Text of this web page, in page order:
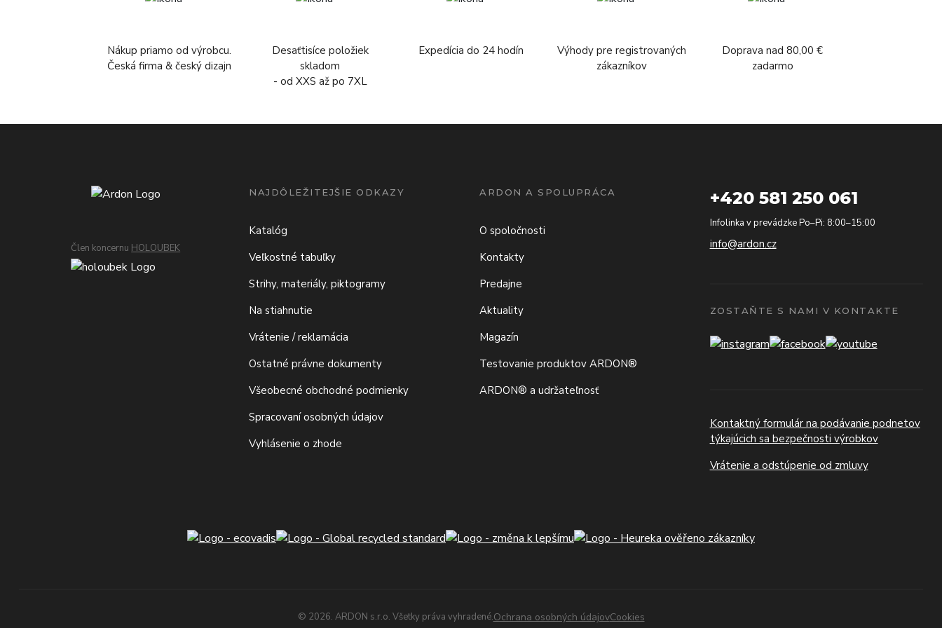
Nákup priamo od výrobcu.
Česká firma & český dizajn
Desaťtisíce položiek
skladom
- od XXS až po 7XL
Expedícia do 24 hodín
Výhody pre registrovaných
zákazníkov
Doprava nad 80,00 €
zadarmo
Člen koncernu HOLOUBEK
NAJDÔLEŽITEJŠIE ODKAZY
Katalóg
Veľkostné tabuľky
Strihy, materiály, piktogramy
Na stiahnutie
Vrátenie / reklamácia
Ostatné právne dokumenty
Všeobecné obchodné podmienky
Spracovaní osobných údajov
Vyhlásenie o zhode
ARDON A SPOLUPRÁCA
O spoločnosti
Kontakty
Predajne
Aktuality
Magazín
Testovanie produktov ARDON®
ARDON® a udržateľnosť
+420 581 250 061
Infolinka v prevádzke Po–Pi: 8:00–15:00
info@ardon.cz
ZOSTAŇTE S NAMI V KONTAKTE
Kontaktný formulár na podávanie podnetov
týkajúcich sa bezpečnosti výrobkov
Vrátenie a odstúpenie od zmluvy
© 2026. ARDON s.r.o. Všetky práva vyhradené.Ochrana osobných údajovCookies